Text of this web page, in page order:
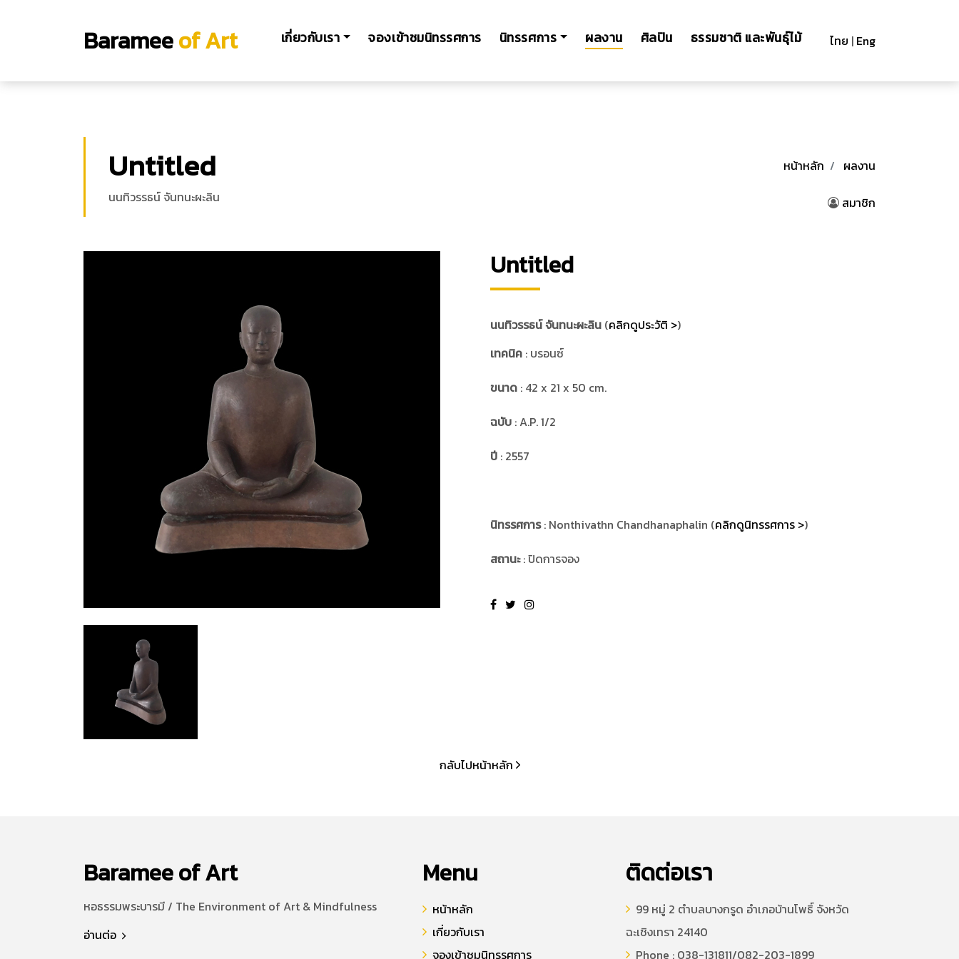
Barameeof Art เกี่ยวกับเรา จองเข้าชมนิทรรศการ นิทรรศการ ผลงาน ศิลปิน ธรรมชาติ และพันธุ์ไม้ ไทย | Eng
Untitled
นนทิวรรธน์ จันทนะผะลิน
หน้าหลัก ผลงาน
สมาชิก
Untitled
นนทิวรรธน์ จันทนะผะลิน (คลิกดูประวัติ >)
เทคนิค : บรอนซ์
ขนาด : 42 x 21 x 50 cm.
ฉบับ : A.P. 1/2
ปี : 2557
นิทรรศการ: Nonthivathn Chandhanaphalin (คลิกดูนิทรรศการ >)
สถานะ: ปิดการจอง
กลับไปหน้าหลัก
Baramee of Art
หอธรรมพระบารมี / The Environment of Art & Mindfulness
อ่านต่อ
Menu
หน้าหลัก
เกี่ยวกับเรา
จองเข้าชมนิทรรศการ
ติดต่อเรา
99 หมู่ 2 ตำบลบางกรูด อำเภอบ้านโพธิ์ จังหวัด
ฉะเชิงเทรา 24140
Phone : 038-131811/082-203-1899